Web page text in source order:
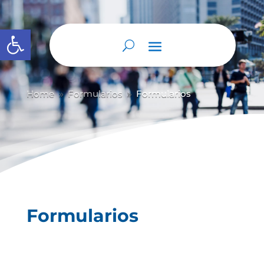
Abrir barra de herramientas
Home 9 Formularios 9 Formularios
Formularios